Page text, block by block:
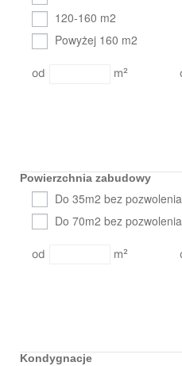
120-160 m2
Powyżej 160 m2
m²
Powierzchnia zabudowy
Do 35m2 bez pozwolenia
Do 70m2 bez pozwolenia
m²
Kondygnacje